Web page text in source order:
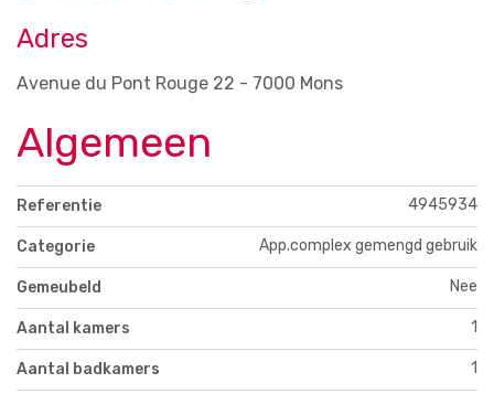
Adres
Avenue du Pont Rouge 22 - 7000 Mons
Algemeen
Referentie 4945934
Categorie App.complex gemengd gebruik
Gemeubeld Nee
Aantal kamers 1
Aantal badkamers 1